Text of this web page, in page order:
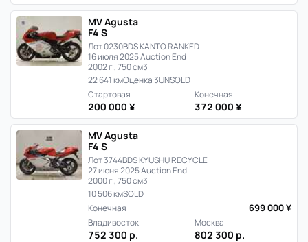
MV Agusta
F4 S
Лот 0230BDS KANTO RANKED
16 июля 2025 Auction End
2002 г., 750 см3
22 641 кмОценка 3UNSOLD
Стартовая
200 000 ¥
Конечная
372 000 ¥
MV Agusta
F4 S
Лот 3744BDS KYUSHU RECYCLE
27 июня 2025 Auction End
2000 г., 750 см3
10 506 кмSOLD
Конечная
699 000 ¥
Владивосток
752 300 р.
Москва
802 300 р.